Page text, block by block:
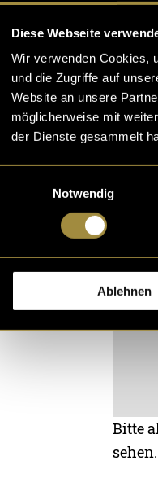
Diese Webseite
Wir verwenden Cookies,
und die Zugriffe auf
Website an unsere
möglicherweise mit
der Dienste gesammelt
Notwendig
Ablehnen
sehen.
Bitte
sehen.